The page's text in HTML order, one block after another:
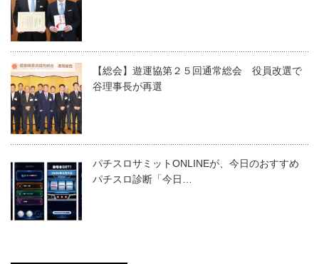
【総会】遊運協第２５回通常総会 役員改選で
谷理事長が再選
パチスロサミットONLINEが、今日のおすすめ
パチスロ診断「今日…